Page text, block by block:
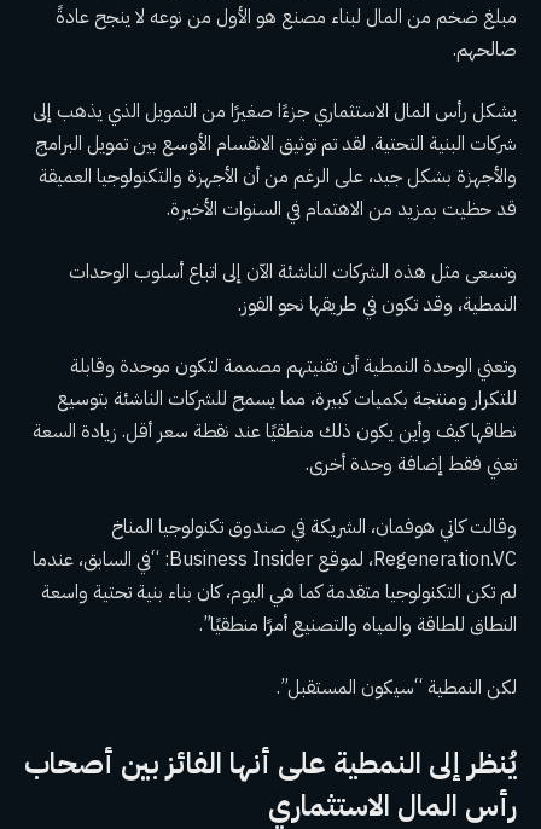
مبلغ ضخم من المال لبناء مصنع هو الأول من نوعه لا ينجح عادةً
صالحهم.
يشكل رأس المال الاستثماري جزءًا صغيرًا من التمويل الذي يذهب إلى
شركات البنية التحتية. لقد تم توثيق الانقسام الأوسع بين تمويل البرامج
والأجهزة بشكل جيد، على الرغم من أن الأجهزة والتكنولوجيا العميقة
قد حظيت بمزيد من الاهتمام في السنوات الأخيرة.
وتسعى مثل هذه الشركات الناشئة الآن إلى اتباع أسلوب الوحدات
النمطية، وقد تكون في طريقها نحو الفوز.
وتعني الوحدة النمطية أن تقنيتهم ​​مصممة لتكون موحدة وقابلة
للتكرار ومنتجة بكميات كبيرة، مما يسمح للشركات الناشئة بتوسيع
نطاقها كيف وأين يكون ذلك منطقيًا عند نقطة سعر أقل. زيادة السعة
تعني فقط إضافة وحدة أخرى.
وقالت كاتي هوفمان، الشريكة في صندوق تكنولوجيا المناخ
Regeneration.VC، لموقع Business Insider: “في السابق، عندما
لم تكن التكنولوجيا متقدمة كما هي اليوم، كان بناء بنية تحتية واسعة
النطاق للطاقة والمياه والتصنيع أمرًا منطقيًا”.
لكن النمطية “سيكون المستقبل”.
يُنظر إلى النمطية على أنها الفائز بين أصحاب
رأس المال الاستثماري